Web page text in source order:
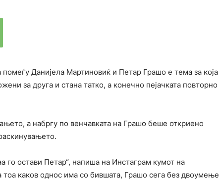
Данијела Мартиновиќ и Петар Грашо е тема за која
за друга и стана татко, а конечно пејачката повторно
а набргу по венчавката на Грашo беше откриено
го остави Петар“, напиша на Инстаграм кумот на
тоа каков однос има со бившата, Грашо сега без двоумење